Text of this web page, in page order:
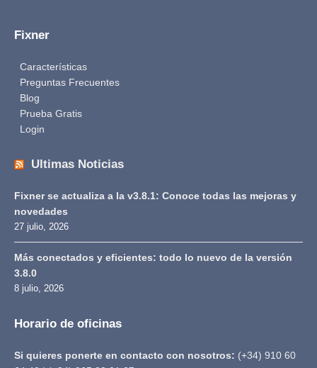
Fixner
Características
Preguntas Frecuentes
Blog
Prueba Gratis
Login
Ultimas Noticias
Fixner se actualiza a la v3.8.1: Conoce todas las mejoras y
novedades
27 julio, 2026
Más conectados y eficientes: todo lo nuevo de la versión
3.8.0
8 julio, 2026
Horario de oficinas
Si quieres ponerte en contacto con nosotros: (+34) 910 60